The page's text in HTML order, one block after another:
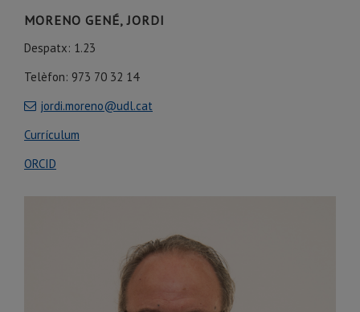
MORENO GENÉ, JORDI
Despatx: 1.23
Telèfon: 973 70 32 14
jordi.moreno@udl.cat
Currículum
ORCID